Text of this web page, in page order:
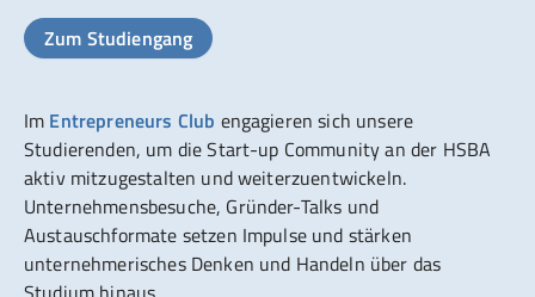
Zum Studiengang
Im Entrepreneurs Club engagieren sich unsere
Studierenden, um die Start-up Community an der HSBA
aktiv mitzugestalten und weiterzuentwickeln.
Unternehmensbesuche, Gründer-Talks und
Austauschformate setzen Impulse und stärken
unternehmerisches Denken und Handeln über das